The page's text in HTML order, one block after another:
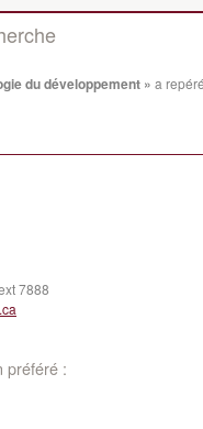
du développement » a
7888
préféré :